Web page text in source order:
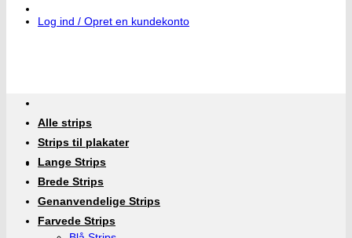
Log ind / Opret en kundekonto
Alle strips
Strips til plakater
Lange Strips
Brede Strips
Genanvendelige Strips
Farvede Strips